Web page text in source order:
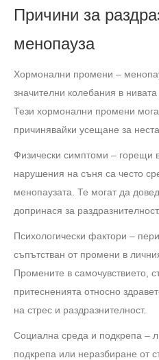
Причини за
менопауза
Хормонални промени –
значителни колебания в нивата
Тези хормонални промени
причинявайки усещане за
Физически симптоми – горещи
нарушения на съня са често
менопаузата. Те могат да
допринася за раздразнителност.
Психологически фактори –
съпътстван от промени в
Промените в самочувствието,
притесненията относно
на стрес и раздразнителност.
Социална среда и подкрепа –
подкрепа или неразбиране от